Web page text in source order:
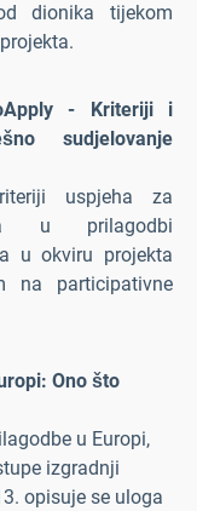
dionika tijekom
- Kriteriji i
sudjelovanje
uspjeha za
u prilagodbi
u okviru projekta
na participativne
Ono što
u Europi,
izgradnji
opisuje se uloga